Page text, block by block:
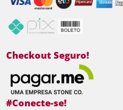
Checkout Seguro!
#Conecte-se!